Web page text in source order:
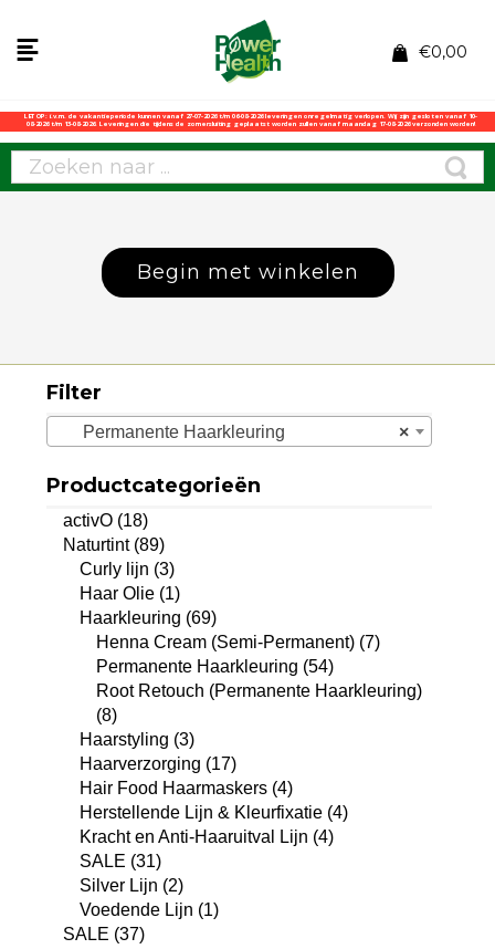
€0,00
LET OP: i.v.m. de vakantieperiode kunnen vanaf 27-07-2026 t/m 06-08-2026 leveringen onregelmatig verlopen. Wij zijn gesloten vanaf 10-
08-2026 t/m 13-08-2026. Leveringen die tijdens de zomersluiting geplaatst worden zullen vanaf maandag 17-08-2026 verzonden worden!
Begin met winkelen
Filter
×
Permanente Haarkleuring
Productcategorieën
activO (18)
Naturtint (89)
Curly lijn (3)
Haar Olie (1)
Haarkleuring (69)
Henna Cream (Semi-Permanent) (7)
Permanente Haarkleuring (54)
Root Retouch (Permanente Haarkleuring)
(8)
Haarstyling (3)
Haarverzorging (17)
Hair Food Haarmaskers (4)
Herstellende Lijn & Kleurfixatie (4)
Kracht en Anti-Haaruitval Lijn (4)
SALE (31)
Silver Lijn (2)
Voedende Lijn (1)
SALE (37)